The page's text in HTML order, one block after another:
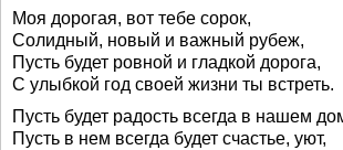
Моя дорогая, вот тебе сорок,
Солидный, новый и важный рубеж,
Пусть будет ровной и гладкой дорога,
С улыбкой год своей жизни ты встреть.
Пусть будет радость всегда в нашем
Пусть в нем всегда будет счастье, уют,